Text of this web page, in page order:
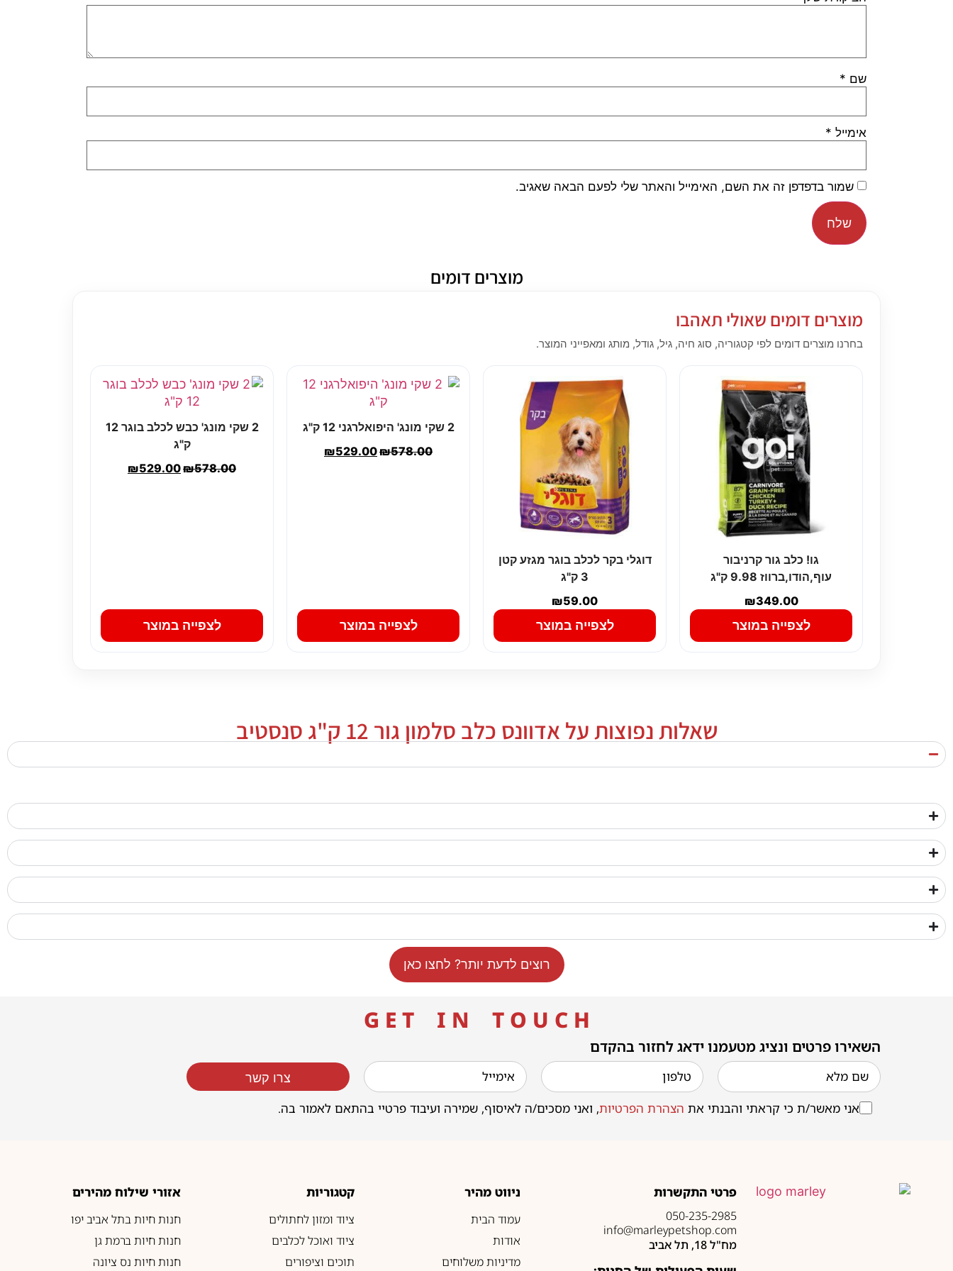
שם *
אימייל *
שמור בדפדפן זה את השם, האימייל והאתר שלי לפעם הבאה שאגיב.
מוצרים דומים
מוצרים דומים שאולי תאהבו
בחרנו מוצרים דומים לפי קטגוריה, סוג חיה, גיל, גודל, מותג ומאפייני המוצר.
גו! כלב גור קרניבור
עוף,הודו,ברווז 9.98 ק"ג
₪349.00
לצפייה במוצר
דוגלי בקר לכלב בוגר מגזע קטן
3 ק"ג
₪59.00
לצפייה במוצר
2 שקי מונג' היפואלרגני 12 ק"ג
₪578.00
₪529.00
לצפייה במוצר
2 שקי מונג' כבש לכלב בוגר 12
ק"ג
₪578.00
₪529.00
לצפייה במוצר
שאלות נפוצות על אדוונס כלב סלמון גור 12 ק"ג סנסטיב
רוצים לדעת יותר? לחצו כאן
G E T I N T O U C H
השאירו פרטים ונציג מטעמנו ידאג לחזור בהקדם
אני מאשר/ת כי קראתי והבנתי את הצהרת הפרטיות, ואני מסכים/ה לאיסוף, שמירה ועיבוד פרטיי בהתאם לאמור בה.
צרו קשר
פרטי התקשרות
050-235-2985
info@marleypetshop.com
מח"ל 18, תל אביב
ניווט מהיר
עמוד הבית
אודות
מדיניות משלוחים
קטגוריות
ציוד ומזון לחתולים
ציוד ואוכל לכלבים
תוכים וציפורים
אזורי שילוח מהירים
חנות חיות בתל אביב יפו
חנות חיות ברמת גן
חנות חיות נס ציונה